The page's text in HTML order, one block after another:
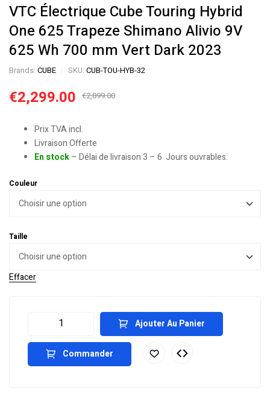
VTC Électrique Cube Touring Hybrid
One 625 Trapeze Shimano Alivio 9V
625 Wh 700 mm Vert Dark 2023
Brands: CUBE SKU: CUB-TOU-HYB-32
€2,899.00
€2,299.00
Prix TVA incl.
Livraison Offerte
En stock– Délai de livraison 3 – 6 Jours ouvrables.
Couleur
Taille
Effacer
Ajouter Au Panier
Commander